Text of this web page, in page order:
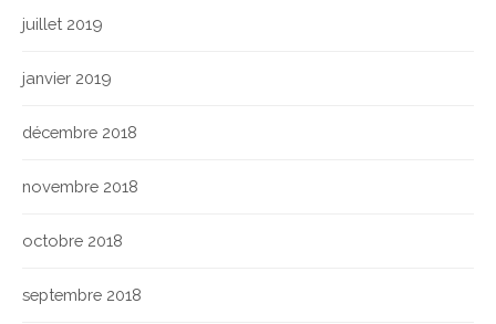
juillet 2019
janvier 2019
décembre 2018
novembre 2018
octobre 2018
septembre 2018